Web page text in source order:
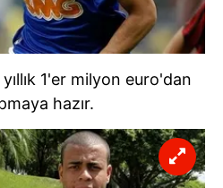
1'er milyon euro'dan
hazır.